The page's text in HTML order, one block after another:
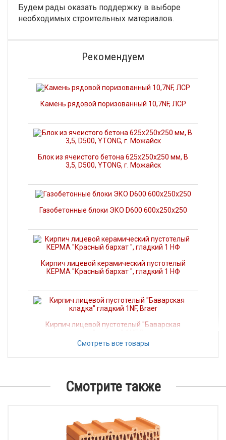
Будем рады оказать поддержку в выборе
необходимых строительных материалов.
Рекомендуем
Камень рядовой поризованный 10,7NF, ЛСР
Блок из ячеистого бетона 625х250х250 мм, В
3,5, D500, YTONG, г. Можайск
Газобетонные блоки ЭКО D600 600x250x250
Кирпич лицевой керамический пустотелый
КЕРМА "Красный бархат ", гладкий 1 НФ
Кирпич лицевой пустотелый "Баварская
Смотреть все товары
Смотрите также